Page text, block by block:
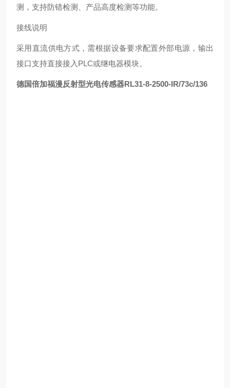
测，支持防错检测、产品高度检测等功能。 ‌
接线说明
采用直流供电方式，需根据设备要求配置外部电源，输出
接口支持直接接入PLC或继电器模块。 ‌
德国倍加福漫反射型光电传感器RL31-8-2500-IR/73c/136